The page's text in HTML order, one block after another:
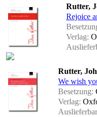
Rutter,
Rejoice
Verlag:
Rutter,
We wish
Besetzung:
Verlag: